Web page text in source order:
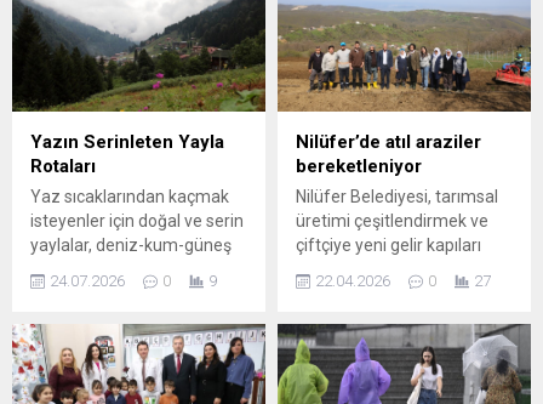
Yazın Serinleten Yayla
Rotaları
Yaz sıcaklarından kaçmak
isteyenler için doğal ve serin
yaylalar, deniz-kum-güneş
tatilinden farklı bir seçenek
sunuyor. Karadeniz ve
gündüzleri bile 20°C altına
düşen hava sıcaklıklarıyla
hem yerli hem de yabancı
24.07.2026 0 9
Nilüfer’de atıl araziler
bereketleniyor
Nilüfer Belediyesi, tarımsal
üretimi çeşitlendirmek ve
çiftçiye yeni gelir kapıları
açmak amacıyla ilçe
genelinde gerçekleştirdiği
ekledi. Kadriye
Mahallesi’nde ahududunun
ardından böğürtlen üretimi
22.04.2026 0 27